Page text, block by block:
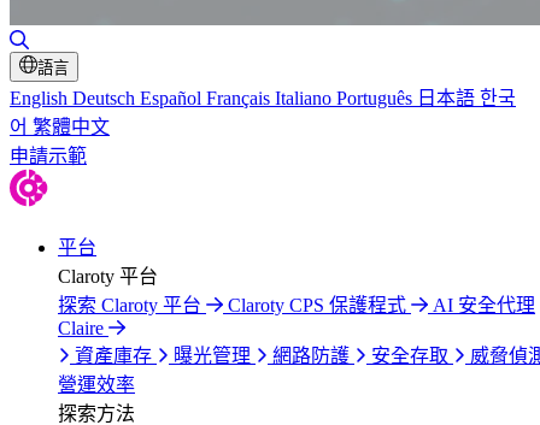
切換搜尋
語言
English Deutsch Español Français Italiano Português 日本語 한국
어 繁體中文
申請示範
平台
Claroty 平台
探索 Claroty 平台
Claroty CPS 保護程式
AI 安全代理
Claire
資產庫存
曝光管理 網路防護 安全存取
威脅偵
營運效率
探索方法